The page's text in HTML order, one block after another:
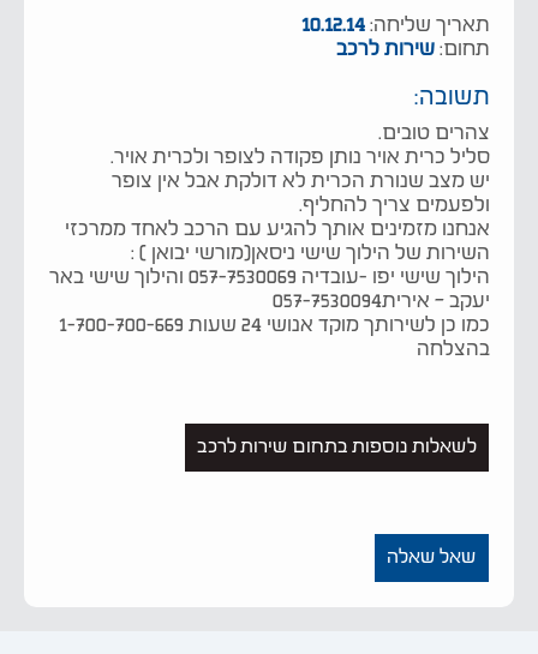
תאריך שליחה:10.12.14
תחום:שירות לרכב
תשובה:
צהרים טובים.
סליל כרית אויר נותן פקודה לצופר ולכרית אויר.
יש מצב שנורת הכרית לא דולקת אבל אין צופר
ולפעמים צריך להחליף.
אנחנו מזמינים אותך להגיע עם הרכב לאחד ממרכזי
השירות של הילוך שישי ניסאן(מורשי יבואן ) :
הילוך שישי יפו -עובדיה 057-7530069 והילוך שישי באר
יעקב – אירית057-7530094
כמו כן לשירותך מוקד אנושי 24 שעות 1-700-700-669
בהצלחה
לשאלות נוספות בתחום שירות לרכב
שאל שאלה